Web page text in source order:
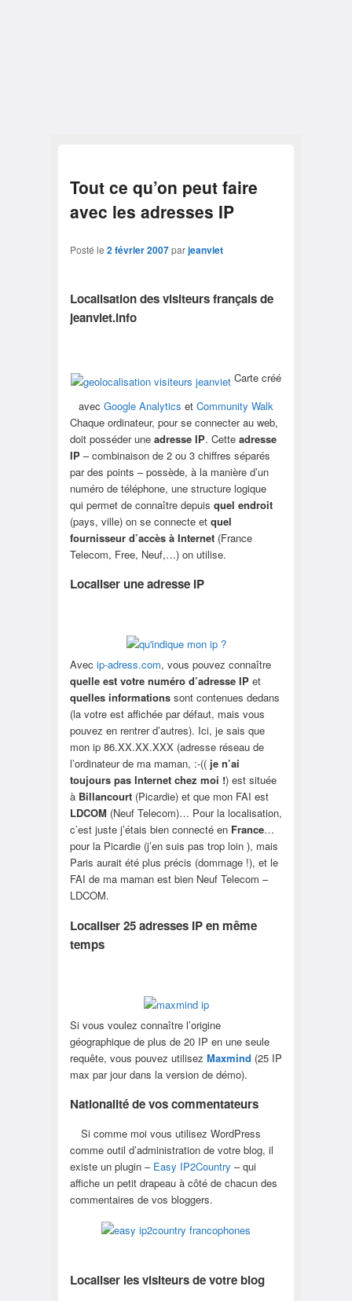
Tout ce qu’on peut faire
avec les adresses IP
Posté le 2 février 2007parjeanviet
Localisation des visiteurs français de
jeanviet.info
Carte créé
avec Google Analytics et Community Walk
Chaque ordinateur, pour se connecter au web,
doit posséder une adresse IP. Cette adresse
IP– combinaison de 2 ou 3 chiffres séparés
par des points – possède, à la manière d’un
numéro de téléphone, une structure logique
qui permet de connaître depuis quel endroit
(pays, ville) on se connecte et quel
fournisseur d’accès à Internet(France
Telecom, Free, Neuf,…) on utilise.
Localiser une adresse IP
Avec ip-adress.com, vous pouvez connaître
quelle est votre numéro d’adresse IPet
quelles informations sont contenues dedans
(la votre est affichée par défaut, mais vous
pouvez en rentrer d’autres). Ici, je sais que
mon ip 86.XX.XX.XXX (adresse réseau de
l’ordinateur de ma maman, :-(( je n’ai
toujours pas Internet chez moi !) est située
à Billancourt(Picardie) et que mon FAI est
LDCOM (Neuf Telecom)… Pour la localisation,
c’est juste j’étais bien connecté en France…
pour la Picardie (j’en suis pas trop loin ), mais
Paris aurait été plus précis (dommage !), et le
FAI de ma maman est bien Neuf Telecom –
LDCOM.
Localiser 25 adresses IP en même
temps
Si vous voulez connaître l’origine
géographique de plus de 20 IP en une seule
requête, vous pouvez utilisez Maxmind (25 IP
max par jour dans la version de démo).
Nationalité de vos commentateurs
Si comme moi vous utilisez WordPress
comme outil d’administration de votre blog, il
existe un plugin – Easy IP2Country – qui
affiche un petit drapeau à côté de chacun des
commentaires de vos bloggers.
Localiser les visiteurs de votre blog